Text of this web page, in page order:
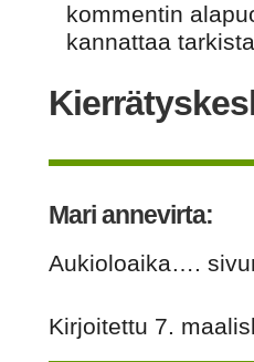
kommentin
kannattaa
Mari annevirta:
Aukioloaika….
Kirjoitettu 7.